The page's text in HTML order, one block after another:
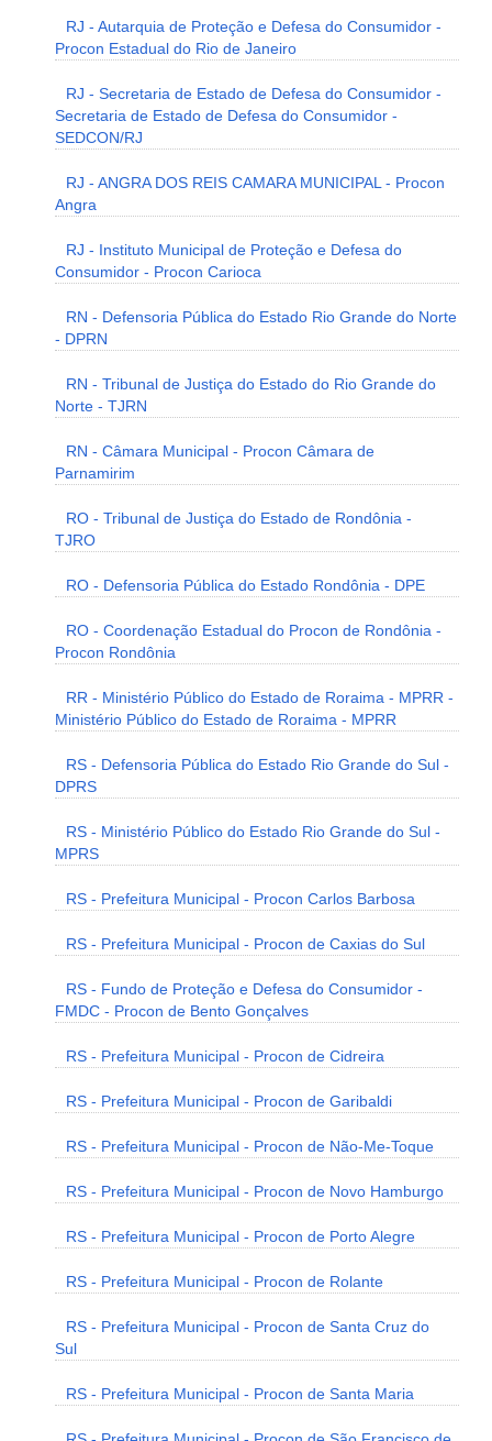
RJ - Autarquia de Proteção e Defesa do Consumidor -
Procon Estadual do Rio de Janeiro
RJ - Secretaria de Estado de Defesa do Consumidor -
Secretaria de Estado de Defesa do Consumidor -
SEDCON/RJ
RJ - ANGRA DOS REIS CAMARA MUNICIPAL - Procon
Angra
RJ - Instituto Municipal de Proteção e Defesa do
Consumidor - Procon Carioca
RN - Defensoria Pública do Estado Rio Grande do Norte
- DPRN
RN - Tribunal de Justiça do Estado do Rio Grande do
Norte - TJRN
RN - Câmara Municipal - Procon Câmara de
Parnamirim
RO - Tribunal de Justiça do Estado de Rondônia -
TJRO
RO - Defensoria Pública do Estado Rondônia - DPE
RO - Coordenação Estadual do Procon de Rondônia -
Procon Rondônia
RR - Ministério Público do Estado de Roraima - MPRR -
Ministério Público do Estado de Roraima - MPRR
RS - Defensoria Pública do Estado Rio Grande do Sul -
DPRS
RS - Ministério Público do Estado Rio Grande do Sul -
MPRS
RS - Prefeitura Municipal - Procon Carlos Barbosa
RS - Prefeitura Municipal - Procon de Caxias do Sul
RS - Fundo de Proteção e Defesa do Consumidor -
FMDC - Procon de Bento Gonçalves
RS - Prefeitura Municipal - Procon de Cidreira
RS - Prefeitura Municipal - Procon de Garibaldi
RS - Prefeitura Municipal - Procon de Não-Me-Toque
RS - Prefeitura Municipal - Procon de Novo Hamburgo
RS - Prefeitura Municipal - Procon de Porto Alegre
RS - Prefeitura Municipal - Procon de Rolante
RS - Prefeitura Municipal - Procon de Santa Cruz do
Sul
RS - Prefeitura Municipal - Procon de Santa Maria